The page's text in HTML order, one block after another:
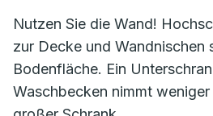
Nutzen Sie die Wand!
zur Decke und Wandnischen
Bodenfläche. Ein
Waschbecken nimmt